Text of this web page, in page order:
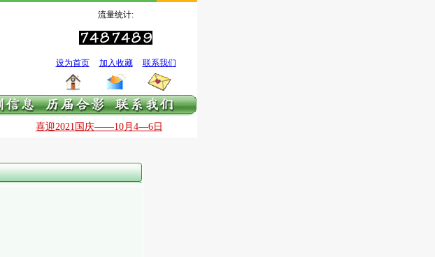
流量统计:
设为首页 加入收藏 联系我们
喜迎2021国庆——10月4—6日全国银质针治痛技术国庆提高班